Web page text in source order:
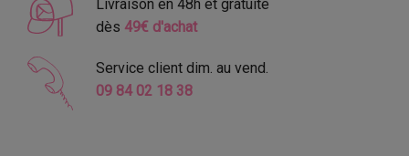
Livraison en 48h et gratuite
dès 49€ d'achat
Service client dim. au vend.
09 84 02 18 38